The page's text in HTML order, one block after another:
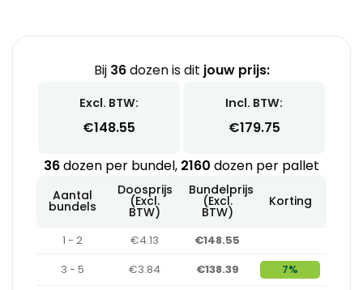
Bij 36dozen is dit jouw prijs:
Excl. BTW:
€148.55
Incl. BTW:
€179.75
36dozen per bundel, 2160 dozen per pallet
Aantal
bundels
Doosprijs
(Excl.
BTW)
Bundelprijs
(Excl.
BTW)
Korting
1 - 2 €4.13
€148.55
3 - 5
€3.84 €138.39 7%